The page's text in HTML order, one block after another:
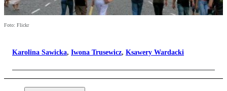
Foto: Flickr
Karolina Sawicka, Iwona Trusewicz, Ksawery Wardacki